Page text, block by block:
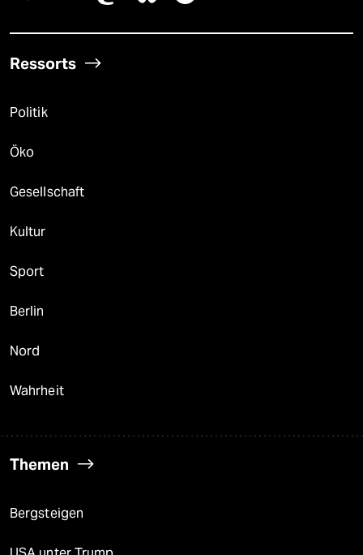
Ressorts
Politik
Öko
Gesellschaft
Kultur
Sport
Berlin
Nord
Wahrheit
Themen
Bergsteigen